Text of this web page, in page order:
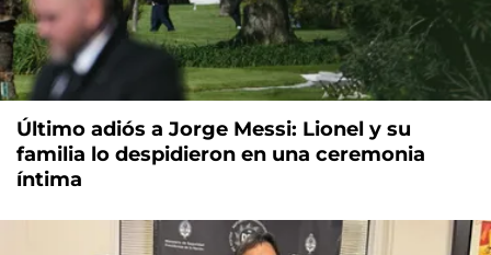
Último adiós a Jorge Messi: Lionel y su
familia lo despidieron en una ceremonia
íntima